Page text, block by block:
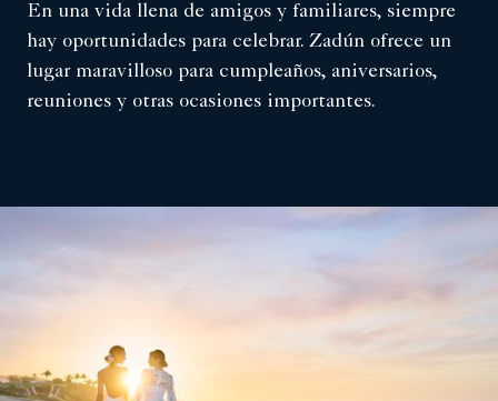
En una vida llena de amigos y familiares, siempre
hay oportunidades para celebrar. Zadún ofrece un
lugar maravilloso para cumpleaños, aniversarios,
reuniones y otras ocasiones importantes.